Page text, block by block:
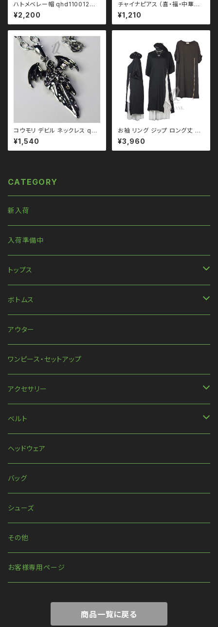
ハトメベレー帽 qhd110012
モノトーン ブラックコーデ 黒コ
ーデ モード 系 ゴス ゴシック ゴ
スロリ パンク ロック Ｖ 系 韓国
個性的
¥2,200
チャイナピアス （喜・福・中華結
び） qac210001-p フリンジ
¥1,210
コウモリ デビル ネックレス qac
110015 悪魔 死神 スカル 骸
骨
¥1,540
お袖 リング ジップ ロング丈 Ｔ
シャツ ワンピース qto110016
黒コーデ モード ユニセックス パ
ンク ロック Ｖ 系 原宿 個性的 d
¥3,960
CATEGORY
新入荷
入荷準備中
トップス
長袖
ハンパ丈袖
半袖
ほか
ボトムス
パンツ
スカート
アウター
ワンピース・セットアップ
アクセサリー
ネックレス
ピアス・イヤリング
リング
ベルト
ベルト
ハーネス
ウォレットチェーン
ヘッドウェア
バッグ
シューズ
その他
お客様専用ページ
商品一覧に戻る